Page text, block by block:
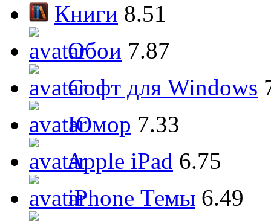
Книги 8.51
Обои 7.87
Софт для Windows
Юмор 7.33
Apple iPad 6.75
iPhone Темы 6.49